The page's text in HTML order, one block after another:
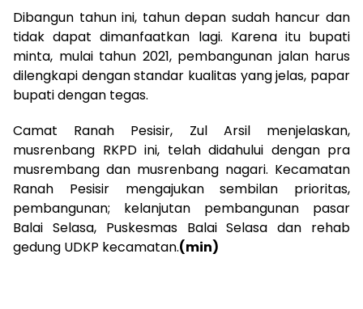
Dibangun tahun ini, tahun depan sudah hancur dan
tidak dapat dimanfaatkan lagi. Karena itu bupati
minta, mulai tahun 2021, pembangunan jalan harus
dilengkapi dengan standar kualitas yang jelas, papar
bupati dengan tegas.
Camat Ranah Pesisir, Zul Arsil menjelaskan,
musrenbang RKPD ini, telah didahului dengan pra
musrembang dan musrenbang nagari. Kecamatan
Ranah Pesisir mengajukan sembilan prioritas,
pembangunan; kelanjutan pembangunan pasar
Balai Selasa, Puskesmas Balai Selasa dan rehab
gedung UDKP kecamatan.(min)